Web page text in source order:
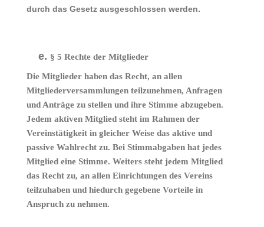
durch das Gesetz ausgeschlossen werden.
§ 5 Rechte der Mitglieder
Die Mitglieder haben das Recht, an allen
Mitgliederversammlungen teilzunehmen, Anfragen
und Anträge zu stellen und ihre Stimme abzugeben.
Jedem aktiven Mitglied steht im Rahmen der
Vereinstätigkeit in gleicher Weise das aktive und
passive Wahlrecht zu. Bei Stimmabgaben hat jedes
Mitglied eine Stimme. Weiters steht jedem Mitglied
das Recht zu, an allen Einrichtungen des Vereins
teilzuhaben und hiedurch gegebene Vorteile in
Anspruch zu nehmen.